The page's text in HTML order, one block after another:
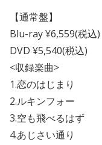
【通常盤】
Blu-ray ¥6,559(税込)
DVD ¥5,540(税込)
<収録楽曲>
1.恋のはじまり
2.ルキンフォー
3.空も飛べるはず
4.あじさい通り